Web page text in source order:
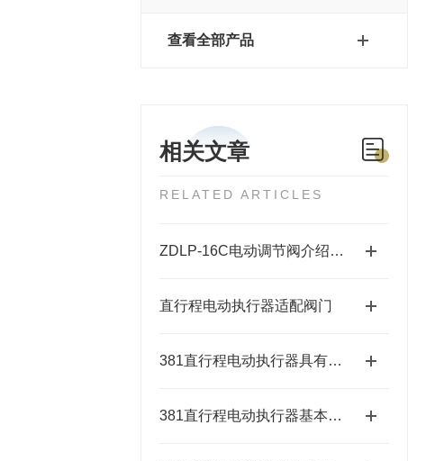
查看全部产品
相关文章
RELATED ARTICLES
ZDLP-16C电动调节阀介绍及参数
直行程电动执行器适配阀门
381直行程电动执行器具有结构紧凑、响应速度快等特点
381直行程电动执行器基本特征有哪些呢？